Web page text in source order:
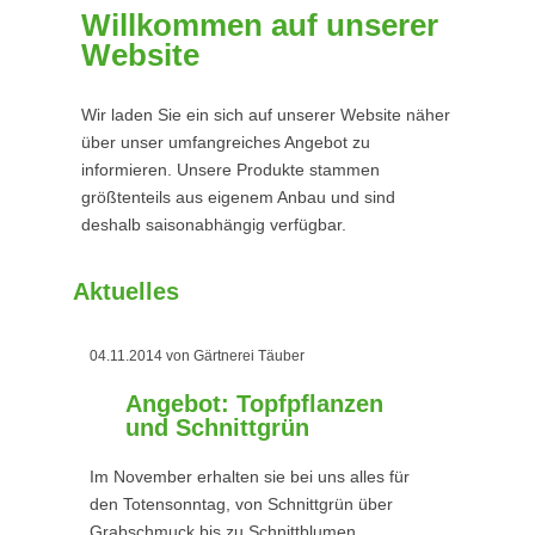
Willkommen auf unserer
Website
Wir laden Sie ein sich auf unserer Website näher
über unser umfangreiches Angebot zu
informieren. Unsere Produkte stammen
größtenteils aus eigenem Anbau und sind
deshalb saisonabhängig verfügbar.
Aktuelles
04.11.2014 von Gärtnerei Täuber
Angebot: Topfpflanzen
und Schnittgrün
Im November erhalten sie bei uns alles für
den Totensonntag, von Schnittgrün über
Grabschmuck bis zu Schnittblumen.